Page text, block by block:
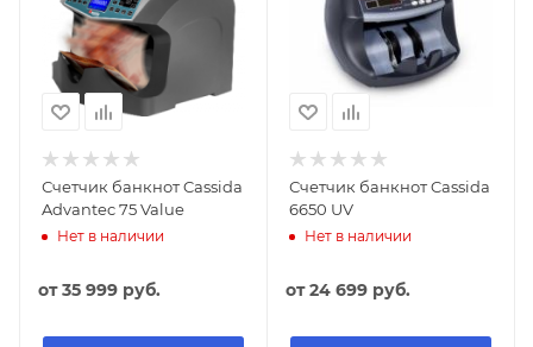
Счетчик банкнот Cassida
Advantec 75 Value
Нет в наличии
от35 999 руб.
Счетчик банкнот Cassida
6650 UV
Нет в наличии
от24 699 руб.